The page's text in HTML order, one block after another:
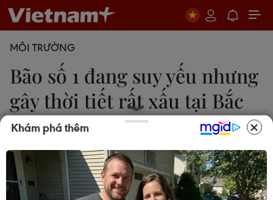
MÔI TRƯỜNG
Bão số 1 đang suy yếu nhưng
gây thời tiết rất xấu tại Bắc
Bộ
Minh Nguyệt
12/06/2017 23:52
Khám phá thêm